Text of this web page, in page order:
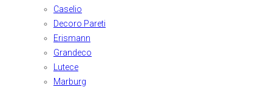
Caselio
Decoro Pareti
Erismann
Grandeco
Lutece
Marburg